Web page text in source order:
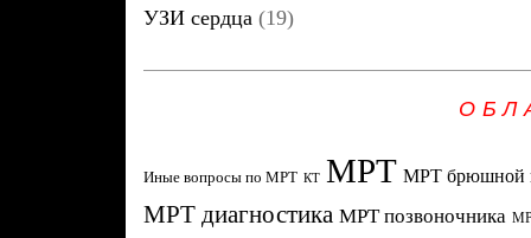
УЗИ сердца (19)
Иные вопросы по МРТ КТ МРТ МРТ брюшной
МРТ диагностика МРТ позвоночника